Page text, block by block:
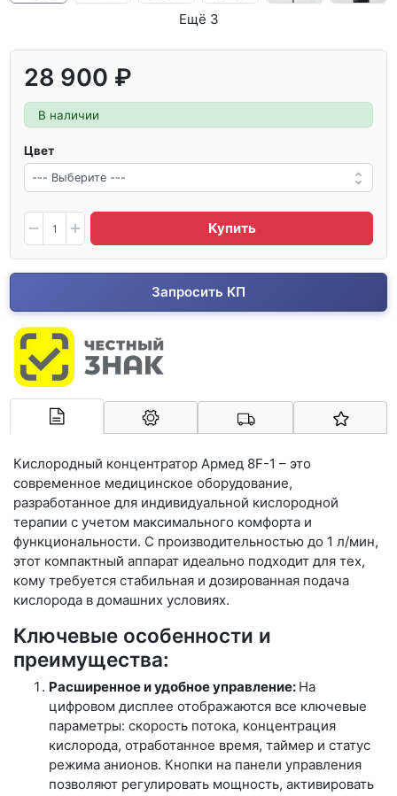
Ещё 3
28 900 ₽
В наличии
Цвет
Купить
Запросить КП
Арконт-Мед
Кислородный концентратор Армед 8F-1 – это
современное медицинское оборудование,
разработанное для индивидуальной кислородной
терапии с учетом максимального комфорта и
функциональности. С производительностью до 1 л/мин,
этот компактный аппарат идеально подходит для тех,
кому требуется стабильная и дозированная подача
кислорода в домашних условиях.
Ключевые особенности и
преимущества:
Расширенное и удобное управление: На
цифровом дисплее отображаются все ключевые
параметры: скорость потока, концентрация
кислорода, отработанное время, таймер и статус
режима анионов. Кнопки на панели управления
позволяют регулировать мощность, активировать